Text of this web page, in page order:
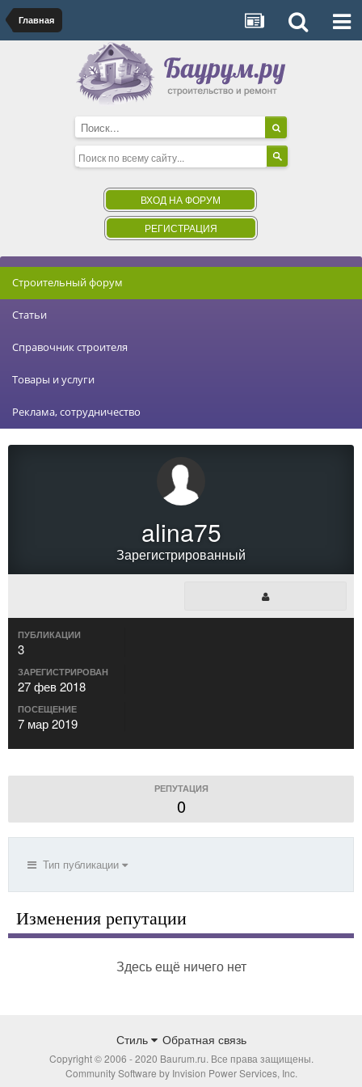
Главная
ВХОД НА ФОРУМ
РЕГИСТРАЦИЯ
Строительный форум
Статьи
Справочник строителя
Товары и услуги
Реклама, сотрудничество
alina75
Зарегистрированный
ПУБЛИКАЦИИ
3
ЗАРЕГИСТРИРОВАН
27 фев 2018
ПОСЕЩЕНИЕ
7 мар 2019
РЕПУТАЦИЯ
0
Тип публикации
Изменения репутации
Здесь ещё ничего нет
Стиль Обратная связь
Copyright © 2006 - 2020 Baurum.ru. Все права защищены.
Community Software by Invision Power Services, Inc.